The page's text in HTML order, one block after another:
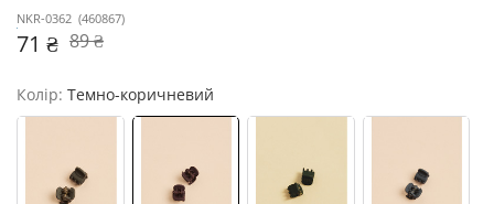
NKR-0362 (460867)
71 ₴ 89 ₴
Колір: Темно-коричневий